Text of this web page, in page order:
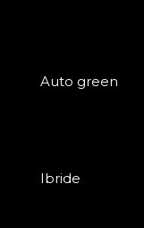
Auto green
Ibride